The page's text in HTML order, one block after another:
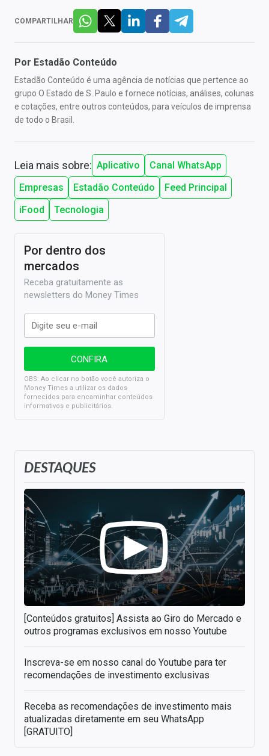
COMPARTILHAR
Por Estadão Conteúdo
Estadão Conteúdo é uma agência de notícias que pertence ao
grupo O Estado de S. Paulo e fornece notícias, análises, colunas
e cotações, entre outros conteúdos, para veículos de imprensa
de todo o Brasil.
Leia mais sobre: Aplicativo
Canal WhatsApp
Empresas
Estadão Conteúdo
Feed Principal
iFood
Tecnologia
DESTAQUES
[Conteúdos gratuitos] Assista ao Giro do Mercado e
outros programas exclusivos em nosso Youtube
Inscreva-se em nosso canal do Youtube para ter
recomendações de investimento exclusivas
Receba as recomendações de investimento mais
atualizadas diretamente em seu WhatsApp
[GRATUITO]
Por dentro dos
mercados
Receba gratuitamente as
newsletters do Money Times
OBS: Ao clicar no botão você autoriza o
Money Times a utilizar os dados
fornecidos para encaminhar conteúdos
informativos e publicitários.